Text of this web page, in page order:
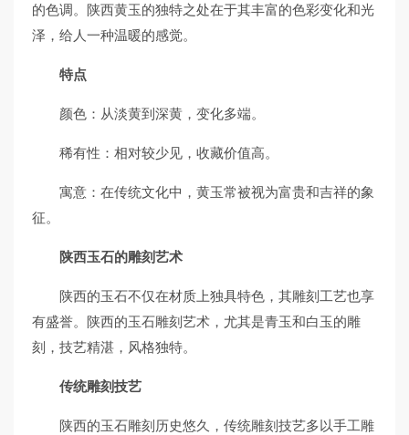
的色调。陕西黄玉的独特之处在于其丰富的色彩变化和光
泽，给人一种温暖的感觉。
特点
颜色：从淡黄到深黄，变化多端。
稀有性：相对较少见，收藏价值高。
寓意：在传统文化中，黄玉常被视为富贵和吉祥的象
征。
陕西玉石的雕刻艺术
陕西的玉石不仅在材质上独具特色，其雕刻工艺也享
有盛誉。陕西的玉石雕刻艺术，尤其是青玉和白玉的雕
刻，技艺精湛，风格独特。
传统雕刻技艺
陕西的玉石雕刻历史悠久，传统雕刻技艺多以手工雕